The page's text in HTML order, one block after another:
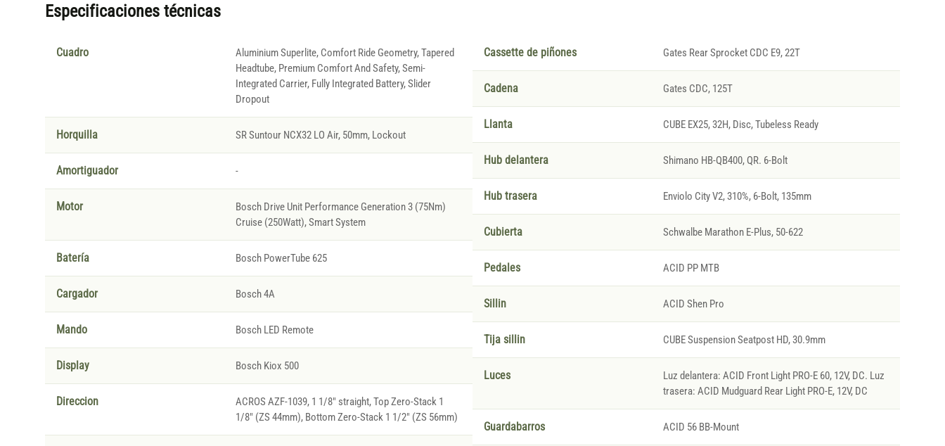
Especificaciones técnicas
Cuadro
Aluminium Superlite, Comfort Ride Geometry, Tapered
Headtube, Premium Comfort And Safety, Semi-
Integrated Carrier, Fully Integrated Battery, Slider
Dropout
Horquilla SR Suntour NCX32 LO Air, 50mm, Lockout
Amortiguador -
Motor
Bosch Drive Unit Performance Generation 3 (75Nm)
Cruise (250Watt), Smart System
Batería Bosch PowerTube 625
Cargador Bosch 4A
Mando Bosch LED Remote
Display Bosch Kiox 500
Direccion
ACROS AZF-1039, 1 1/8" straight, Top Zero-Stack 1
1/8" (ZS 44mm), Bottom Zero-Stack 1 1/2" (ZS 56mm)
Cassette de piñones Gates Rear Sprocket CDC E9, 22T
Cadena Gates CDC, 125T
Llanta CUBE EX25, 32H, Disc, Tubeless Ready
Hub delantera Shimano HB-QB400, QR. 6-Bolt
Hub trasera Enviolo City V2, 310%, 6-Bolt, 135mm
Cubierta Schwalbe Marathon E-Plus, 50-622
Pedales ACID PP MTB
Sillin ACID Shen Pro
Tija sillin CUBE Suspension Seatpost HD, 30.9mm
Luces
Luz delantera: ACID Front Light PRO-E 60, 12V, DC. Luz
trasera: ACID Mudguard Rear Light PRO-E, 12V, DC
Guardabarros ACID 56 BB-Mount